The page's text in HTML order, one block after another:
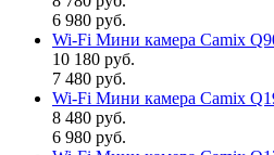
6 980 руб.
Wi-Fi Мини камера Camix
10 180 руб.
7 480 руб.
Wi-Fi Мини камера Camix
8 480 руб.
6 980 руб.